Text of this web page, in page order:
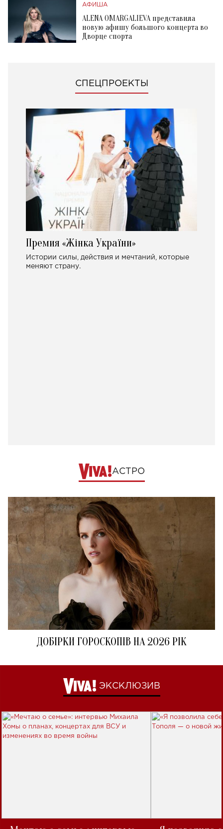
АФИША
ALENA OMARGALIEVA представила
новую афишу большого концерта во
Дворце спорта
СПЕЦПРОЕКТЫ
Премия «Жінка України»
Истории силы, действия и мечтаний, которые
меняют страну.
АСТРО
ДОБІРКИ ГОРОСКОПІВ НА 2026 РІК
ЭКСКЛЮЗИВ